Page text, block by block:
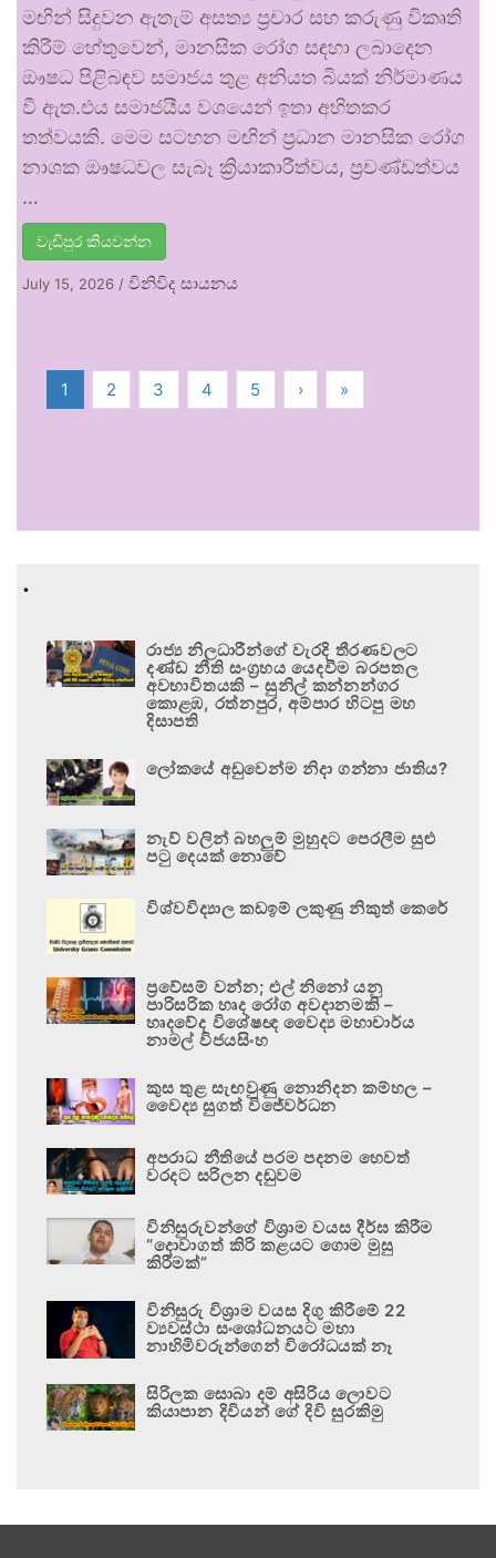
මඟින් සිදුවන ඇතැම් අසත්‍ය ප්‍රචාර සහ කරුණු විකෘති
කිරීම් හේතුවෙන්, මානසික රෝග සඳහා ලබාදෙන
ඖෂධ පිළිබඳව සමාජය තුළ අනියත බියක් නිර්මාණය
වී ඇත.එය සමාජයීය වශයෙන් ඉතා අහිතකර
තත්වයකි. මෙම සටහන මඟින් ප්‍රධාන මානසික රෝග
නාශක ඖෂධවල සැබෑ ක්‍රියාකාරීත්වය, ප්‍රචණ්ඩත්වය
…
වැඩිපුර කියවන්න
July 15, 2026 / විනිවිද සායනය
1 2 3 4 5 › »
.
රාජ්‍ය නිලධාරීන්ගේ වැරදි තීරණවලට
දණ්ඩ නීති සංග්‍රහය යෙදවීම බරපතල
අවභාවිතයකි – සුනිල් කන්නන්ගර
කොළඹ, රත්නපුර, අම්පාර හිටපු මහ
දිසාපති
ලෝකයේ අඩුවෙන්ම නිදා ගන්නා ජාතිය?
නැව් වලින් බහලුම් මුහුදට පෙරලීම සුළු
පටු දෙයක් නොවේ
විශ්වවිද්‍යාල කඩඉම් ලකුණු නිකුත් කෙරේ
ප්‍රවේසම් වන්න; එල් නිනෝ යනු
පාරිසරික හෘද රෝග අවදානමකි –
හෘදවේද විශේෂඥ වෛද්‍ය මහාචාර්ය
නාමල් විජයසිංහ
කුස තුළ සැඟවුණු නොනිදන කම්හල –
වෛද්‍ය සුගත් විජේවර්ධන
අපරාධ නීතියේ පරම පදනම හෙවත්
වරදට සරිලන දඬුවම
විනිසුරුවන්ගේ විශ්‍රාම වයස දීර්ඝ කිරීම
“දොවාගත් කිරි කළයට ගොම මුසු
කිරීමක්”
විනිසුරු විශ්‍රාම වයස දිගු කිරීමේ 22
ව්‍යවස්ථා සංශෝධනයට මහා
නාහිමිවරුන්ගෙන් විරෝධයක් නෑ
සිරිලක සොබා දම් අසිරිය ලොවට
කියාපාන දිවියන් ගේ දිවි සුරකිමු